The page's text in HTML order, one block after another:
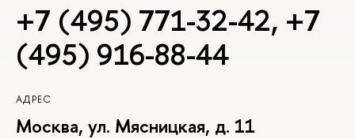
+7 (495) 771-32-42, +7
(495) 916-88-44
АДРЕС
Москва, ул. Мясницкая, д. 11